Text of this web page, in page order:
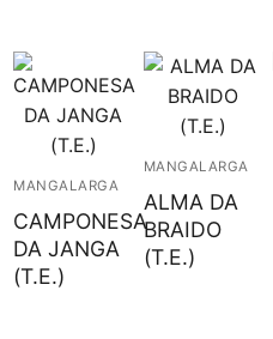
MANGALARGA
CAMPONESA
DA JANGA
(T.E.)
MANGALARGA
ALMA DA
BRAIDO
(T.E.)